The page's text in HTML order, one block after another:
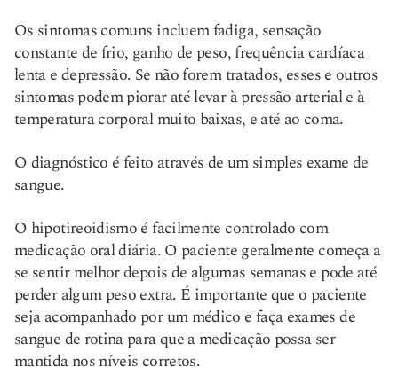
Os sintomas comuns incluem fadiga, sensação
constante de frio, ganho de peso, frequência cardíaca
lenta e depressão. Se não forem tratados, esses e outros
sintomas podem piorar até levar à pressão arterial e à
temperatura corporal muito baixas, e até ao coma.
O diagnóstico é feito através de um simples exame de
sangue.
O hipotireoidismo é facilmente controlado com
medicação oral diária. O paciente geralmente começa a
se sentir melhor depois de algumas semanas e pode até
perder algum peso extra. É importante que o paciente
seja acompanhado por um médico e faça exames de
sangue de rotina para que a medicação possa ser
mantida nos níveis corretos.